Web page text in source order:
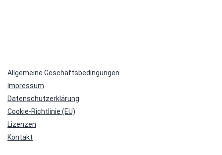
Allgemeine Geschäftsbedingungen
Impressum
Datenschutzerklärung
Cookie-Richtlinie (EU)
Lizenzen
Kontakt